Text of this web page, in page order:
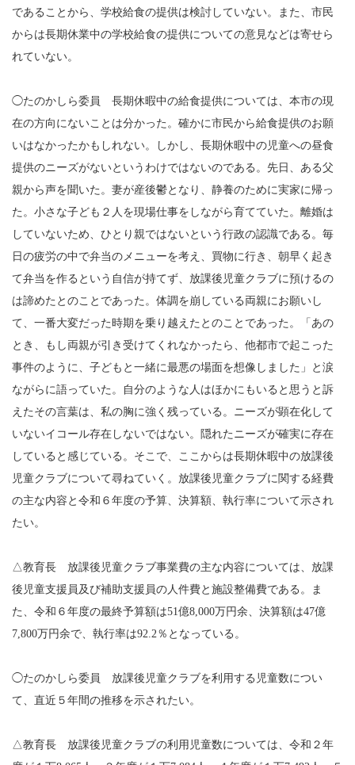
であることから、学校給食の提供は検討していない。また、市民
からは長期休業中の学校給食の提供についての意見などは寄せら
れていない。
◯たのかしら委員 長期休暇中の給食提供については、本市の現
在の方向にないことは分かった。確かに市民から給食提供のお願
いはなかったかもしれない。しかし、長期休暇中の児童への昼食
提供のニーズがないというわけではないのである。先日、ある父
親から声を聞いた。妻が産後鬱となり、静養のために実家に帰っ
た。小さな子ども２人を現場仕事をしながら育てていた。離婚は
していないため、ひとり親ではないという行政の認識である。毎
日の疲労の中で弁当のメニューを考え、買物に行き、朝早く起き
て弁当を作るという自信が持てず、放課後児童クラブに預けるの
は諦めたとのことであった。体調を崩している両親にお願いし
て、一番大変だった時期を乗り越えたとのことであった。「あの
とき、もし両親が引き受けてくれなかったら、他都市で起こった
事件のように、子どもと一緒に最悪の場面を想像しました」と涙
ながらに語っていた。自分のような人はほかにもいると思うと訴
えたその言葉は、私の胸に強く残っている。ニーズが顕在化して
いないイコール存在しないではない。隠れたニーズが確実に存在
していると感じている。そこで、ここからは長期休暇中の放課後
児童クラブについて尋ねていく。放課後児童クラブに関する経費
の主な内容と令和６年度の予算、決算額、執行率について示され
たい。
△教育長 放課後児童クラブ事業費の主な内容については、放課
後児童支援員及び補助支援員の人件費と施設整備費である。ま
た、令和６年度の最終予算額は51億8,000万円余、決算額は47億
7,800万円余で、執行率は92.2％となっている。
◯たのかしら委員 放課後児童クラブを利用する児童数につい
て、直近５年間の推移を示されたい。
△教育長 放課後児童クラブの利用児童数については、令和２年